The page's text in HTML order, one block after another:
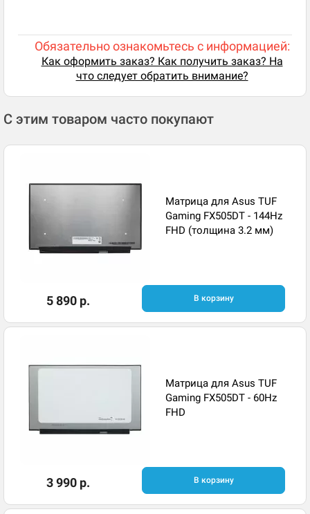
Обязательно ознакомьтесь с информацией:
Как оформить заказ? Как получить заказ? На
что следует обратить внимание?
С этим товаром часто покупают
Матрица для Asus TUF
Gaming FX505DT - 144Hz
FHD (толщина 3.2 мм)
5 890 р. В корзину
Матрица для Asus TUF
Gaming FX505DT - 60Hz
FHD
3 990 р. В корзину